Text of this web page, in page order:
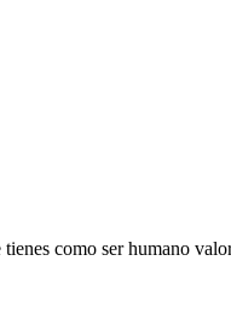
como ser humano